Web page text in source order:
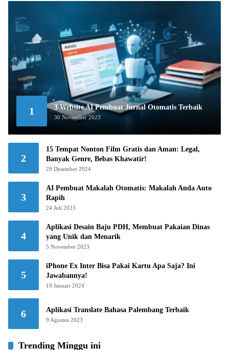
1 3 Website AI Pembuat Jurnal Otomatis Terbaik
30 November 2023
2
15 Tempat Nonton Film Gratis dan Aman: Legal,
Banyak Genre, Bebas Khawatir!
29 Desember 2024
3
AI Pembuat Makalah Otomatis: Makalah Anda Auto
Rapih
24 Juli 2023
4
Aplikasi Desain Baju PDH, Membuat Pakaian Dinas
yang Unik dan Menarik
5 November 2023
5
iPhone Ex Inter Bisa Pakai Kartu Apa Saja? Ini
Jawabannya!
19 Januari 2024
6 Aplikasi Translate Bahasa Palembang Terbaik
9 Agustus 2023
Trending Minggu ini